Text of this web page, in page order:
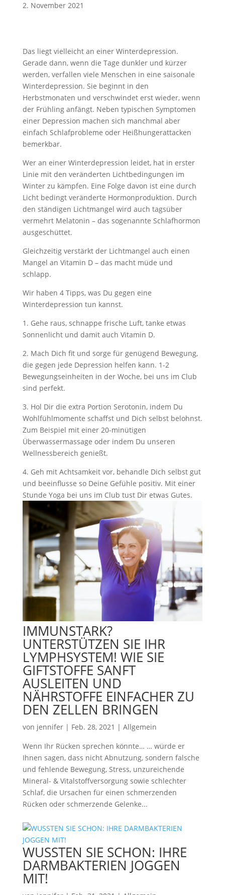
2. November 2021
Das liegt vielleicht an einer Winterdepression.
Gerade dann, wenn die Tage dunkler und kürzer
werden, verfallen viele Menschen in eine saisonale
Winterdepression. Sie beginnt in den
Herbstmonaten und verschwindet erst wieder, wenn
der Frühling anfängt. Neben typischen Symptomen
einer Depression machen sich manchmal aber
einfach Schlafprobleme oder Heißhungerattacken
bemerkbar.
Wer an einer Winterdepression leidet, hat in erster
Linie mit den veränderten Lichtbedingungen im
Winter zu kämpfen. Eine Folge davon ist eine durch
Licht bedingt veränderte Hormonproduktion. Durch
den ständigen Lichtmangel wird auch tagsüber
vermehrt Melatonin – das sogenannte Schlafhormon
ausgeschüttet.
Gleichzeitig verstärkt der Lichtmangel auch einen
Mangel an Vitamin D – das macht müde und
schlapp.
Wir haben 4 Tipps, was Du gegen eine
Winterdepression tun kannst.
1. Gehe raus, schnappe frische Luft, tanke etwas
Sonnenlicht und damit auch Vitamin D.
2. Mach Dich fit und sorge für genügend Bewegung,
die gegen jede Depression helfen kann. 1-2
Bewegungseinheiten in der Woche, bei uns im Club
sind perfekt.
3. Hol Dir die extra Portion Serotonin, indem Du
Wohlfühlmomente schaffst und Dich selbst belohnst.
Zum Beispiel mit einer 20-minütigen
Überwassermassage oder indem Du unseren
Wellnessbereich genießt.
4. Geh mit Achtsamkeit vor, behandle Dich selbst gut
und beeinflusse so Deine Gefühle positiv. Mit einer
Stunde Yoga bei uns im Club tust Dir etwas Gutes.
IMMUNSTARK?
UNTERSTÜTZEN SIE IHR
LYMPHSYSTEM! WIE SIE
GIFTSTOFFE SANFT
AUSLEITEN UND
NÄHRSTOFFE EINFACHER ZU
DEN ZELLEN BRINGEN
von jennifer| Feb. 28, 2021 | Allgemein
Wenn Ihr Rücken sprechen könnte… … würde er
Ihnen sagen, dass nicht Abnutzung, sondern falsche
und fehlende Bewegung, Stress, unzureichende
Mineral- & Vitalstoffversorgung sowie schlechter
Schlaf, die Ursachen für einen schmerzenden
Rücken oder schmerzende Gelenke...
WUSSTEN SIE SCHON: IHRE
DARMBAKTERIEN JOGGEN
MIT!